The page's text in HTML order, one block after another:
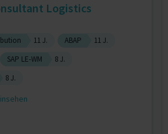
Logistics
11 J. ABAP
11 J.
SAP LE-WM
8 J.
8 J.